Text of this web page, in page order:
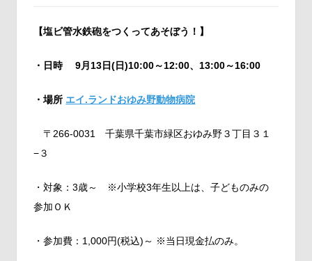
【塩ビ管水鉄砲をつくってあそぼう！】
・日時 9月13日(日)10:00～12:00、13:00～16:00
・場所 エイ.ランドおゆみ野動物病院
〒266-0031 千葉県千葉市緑区おゆみ野３丁目３１
−３
・対象：3歳～ ※小学校3年生以上は、子どものみの
参加ＯＫ
・参加費：1,000円(税込)～ ※当日現金払のみ。